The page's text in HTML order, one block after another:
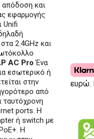
απόδοση και
εφαρμογής
Unifi
2.4GHz και
AC Pro Ένα
εσωτερικό ή
στην
από
ταυτόχρονη
ports. Η
ή switch με
Η
ευρώ.